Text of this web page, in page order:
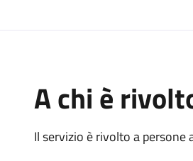
A chi è
Il servizio è rivolto a